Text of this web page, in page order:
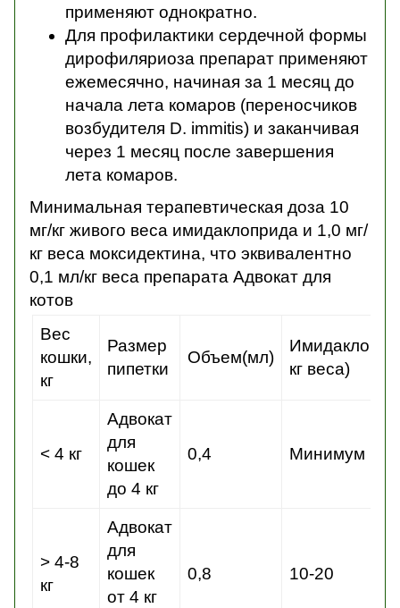
применяют однократно.
Для профилактики сердечной формы
дирофиляриоза препарат применяют
ежемесячно, начиная за 1 месяц до
начала лета комаров (переносчиков
возбудителя D. immitis) и заканчивая
через 1 месяц после завершения
лета комаров.
Минимальная терапевтическая доза 10
мг/кг живого веса имидаклоприда и 1,0 мг/
кг веса моксидектина, что эквивалентно
0,1 мл/кг веса препарата Адвокат для
котов
Вес
кошки,
кг
Размер
пипетки
Объем(мл)
кг веса)
< 4 кг
Адвокат
для
кошек
до 4 кг
0,4 Минимум 10
> 4-8
кг
Адвокат
для
кошек
от 4 кг
0,8 10-20